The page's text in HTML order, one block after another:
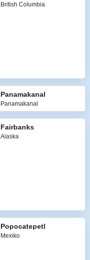
British Columbia
Panamakanal
Panamakanal
Fairbanks
Alaska
Popocatepetl
Mexiko